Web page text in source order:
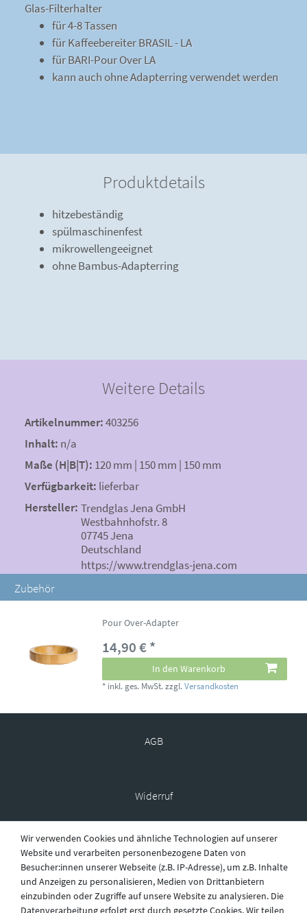
Glas-Filterhalter
für 4-8 Tassen
für Kaffeebereiter BRASIL - LA
für BARI-Pour Over LA
kann auch ohne Adapterring verwendet werden
Produktdetails
hitzebeständig
spülmaschinenfest
mikrowellengeeignet
ohne Bambus-Adapterring
Weitere Details
Artikelnummer:403256
Inhalt: n/a
Maße (H|B|T): 120 mm | 150 mm | 150 mm
Verfügbarkeit: lieferbar
Hersteller: Trendglas Jena GmbH
Westbahnhofstr. 8
07745 Jena
Deutschland
https://www.trendglas-jena.com
Zubehör
Pour Over-Adapter
14,90 € *
In den Warenkorb
* inkl. ges. MwSt. zzgl.Versandkosten
AGB
Widerruf
Datenschutz
Versand
Wir verwenden Cookies und ähnliche Technologien auf unserer
Website und verarbeiten personenbezogene Daten von
Besucher:innen unserer Webseite (z.B. IP-Adresse), um z.B. Inhalte
und Anzeigen zu personalisieren, Medien von Drittanbietern
einzubinden oder Zugriffe auf unsere Website zu analysieren. Die
Datenverarbeitung erfolgt erst durch gesetzte Cookies. Wir teilen